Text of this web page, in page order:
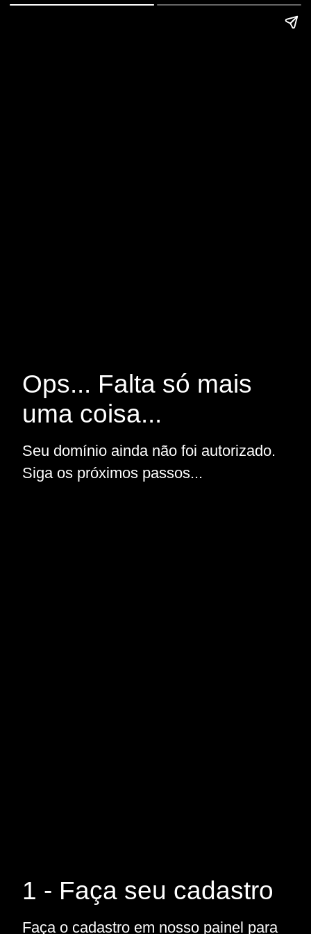
Ops... Falta só mais
uma coisa...
Seu domínio ainda não foi autorizado.
Siga os próximos passos...
1 - Faça seu cadastro
Faça o cadastro em nosso painel para